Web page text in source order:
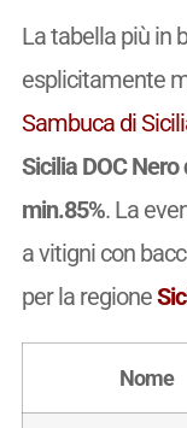
La tabella più in
esplicitamente
Sambuca di
Sicilia DOC Nero
min.85%. La
a vitigni con
per la regione
Nome